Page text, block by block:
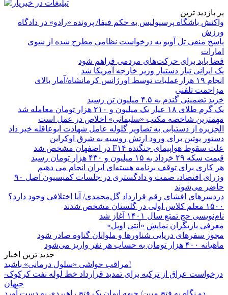
پر بازدید ترین
واکنش باشگاه پرسپولیس به حکم فیفا/ پرونده «رادو» در دادگاه
ورزش
پاسخ منفی تل آویو به درخواست نظامی مطرح شده از سوی
امارات
فضا باید برای حرکت‌های مردمی فراهم شود
یک ایرانی تبار دستیار وزیر خارجه آمریکا شد
انجام ۱۹ هزارعملیات توسط اورژانس کرمانشاه/آمار بالای
مزاحمت تلفنی
خرید تضمینی گندم به ۴.۵ میلیون تن رسید
یک گرم طلای ۱۸ عیار یک میلیون و ۲۱۰ هزار تومان معامله شد
مهمترین شاخصه مکتب «سلیمانی» اخلاص در عمل است
الجزیره از دستیابی به تصاویر گلوله عامل شهادت ابوعاقله خبر داد
دستور پوتین برای ورود ارتش روسیه به شرق اوکراین
علت سقوط هواپیمای جنگنده F۱۴ در اصفهان مشخص شد
قیمت سکه ۲۹ خرداد به ۱۵ میلیون و ۴۳۰ هزار تومان رسید
هر کاری برای توقف برنامه هسته‌ای ایران انجام می دهیم
وزرای اقتصاد، صمت و دادگستری در جلسات کمیسیون اصل ۹۰
حاضر می‌شوند
دردسرهای افشای رقم قرارداد گل‌محمدی/ آیا اختلافی وجود دارد؟
۱۵۰۰ معلم کلاس اولی در گلستان مشخص شدند
نام‌نویسی حج تمتع سال ۱۴۰۱ آغاز شد
معرفی بازیگران نمایش «آنتی اویل»
مجوز سفرهای دریایی شناورها و ملوانان گناوه صادر شود
ماهیانه ۴۰۰ هزار تومان به حساب هر نفر واریز می‌شود
جدید ترین اخبار
مراقب حواشی «سلول درمانی» باشید!
درخواست عراق از ترکیه برای تمدید قرارداد خط لوله نفت کرکوک-
جیهان
دو نگاه به فتح مبین/ جبهه ایمان یک فتح راهبردی به دست آورد